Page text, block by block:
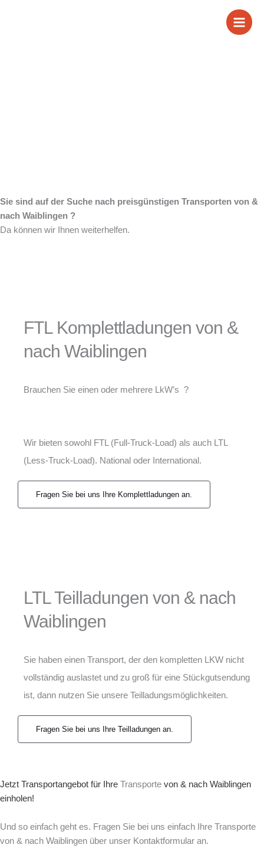
Sie sind auf der Suche nach preisgünstigen Transporten von &
nach Waiblingen ?
Da können wir Ihnen weiterhelfen.
FTL Komplettladungen von &
nach Waiblingen
Brauchen Sie einen oder mehrere LkW’s ?
Wir bieten sowohl FTL (Full-Truck-Load) als auch LTL
(Less-Truck-Load). National oder International.
Fragen Sie bei uns Ihre Komplettladungen an.
LTL Teilladungen von & nach
Waiblingen
Sie haben einen Transport, der den kompletten LKW nicht
vollständig auslastet und zu groß für eine Stückgutsendung
ist, dann nutzen Sie unsere Teilladungsmöglichkeiten.
Fragen Sie bei uns Ihre Teilladungen an.
Jetzt Transportangebot für Ihre Transporte von & nach Waiblingen
einholen!
Und so einfach geht es. Fragen Sie bei uns einfach Ihre Transporte
von & nach Waiblingen über unser Kontaktformular an.